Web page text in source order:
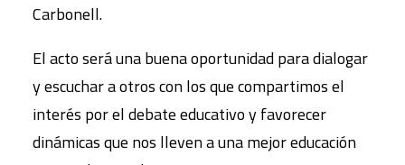
Carbonell.
El acto será una buena oportunidad para dialogar
y escuchar a otros con los que compartimos el
interés por el debate educativo y favorecer
dinámicas que nos lleven a una mejor educación